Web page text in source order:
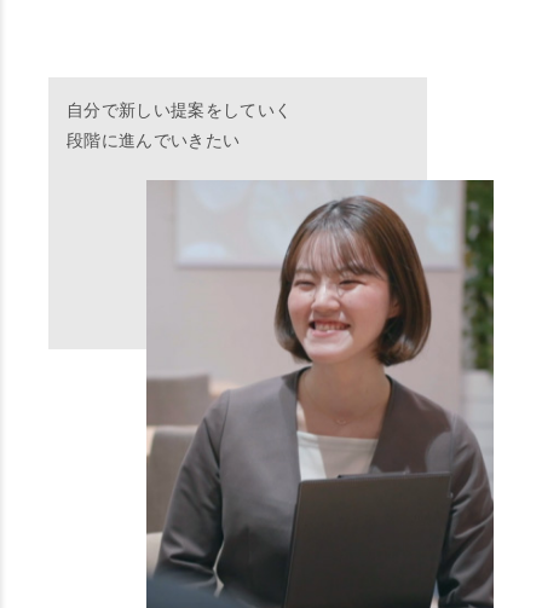
自分で新しい提案をしていく
段階に進んでいきたい